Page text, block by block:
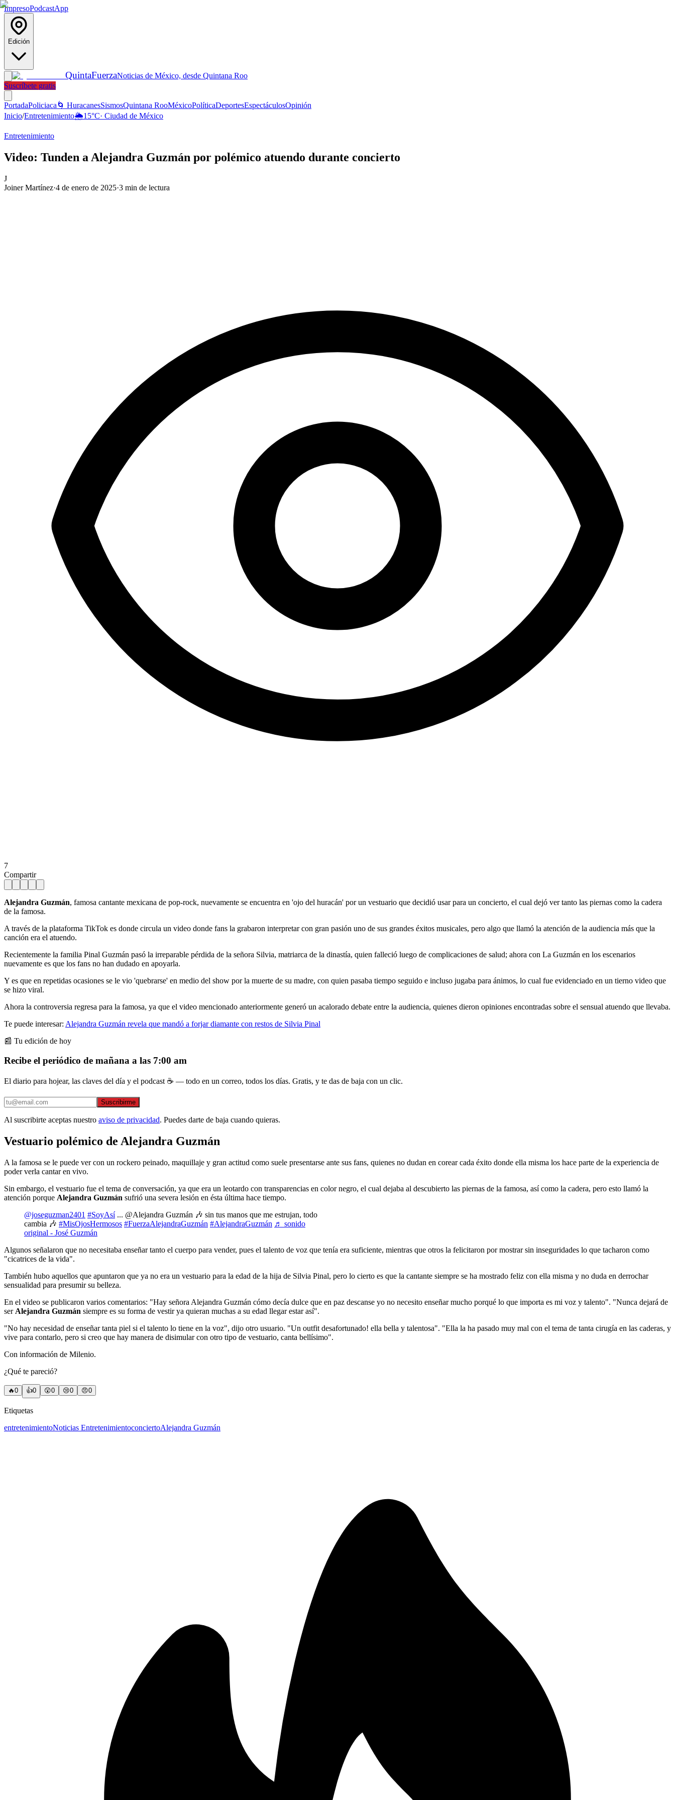
ImpresoPodcastApp
Edición
QuintaFuerzaNoticias de México, desde Quintana Roo
Suscríbete gratis
PortadaPoliciaca 🌀 HuracanesSismosQuintana RooMéxicoPolíticaDeportesEspectáculosOpinión
Inicio/Entretenimiento🌦️15°C· Ciudad de México
Entretenimiento
Video: Tunden a Alejandra Guzmán por polémico atuendo durante concierto
J
Joiner Martínez·4 de enero de 2025·3 min de lectura
7
Compartir
Alejandra Guzmán, famosa cantante mexicana de pop-rock, nuevamente se encuentra en 'ojo del huracán' por un vestuario que decidió usar para un concierto, el cual dejó ver tanto las piernas como la cadera
de la famosa.
A través de la plataforma TikTok es donde circula un video donde fans la grabaron interpretar con gran pasión uno de sus grandes éxitos musicales, pero algo que llamó la atención de la audiencia más que la
canción era el atuendo.
Recientemente la familia Pinal Guzmán pasó la irreparable pérdida de la señora Silvia, matriarca de la dinastía, quien falleció luego de complicaciones de salud; ahora con La Guzmán en los escenarios
nuevamente es que los fans no han dudado en apoyarla.
Y es que en repetidas ocasiones se le vio 'quebrarse' en medio del show por la muerte de su madre, con quien pasaba tiempo seguido e incluso jugaba para ánimos, lo cual fue evidenciado en un tierno video que
se hizo viral.
Ahora la controversia regresa para la famosa, ya que el video mencionado anteriormente generó un acalorado debate entre la audiencia, quienes dieron opiniones encontradas sobre el sensual atuendo que llevaba.
Te puede interesar: Alejandra Guzmán revela que mandó a forjar diamante con restos de Silvia Pinal
📰 Tu edición de hoy
Recibe el periódico de mañana a las 7:00 am
El diario para hojear, las claves del día y el podcast ☕ — todo en un correo, todos los días. Gratis, y te das de baja con un clic.
Suscribirme
Al suscribirte aceptas nuestro aviso de privacidad. Puedes darte de baja cuando quieras.
Vestuario polémico de Alejandra Guzmán
A la famosa se le puede ver con un rockero peinado, maquillaje y gran actitud como suele presentarse ante sus fans, quienes no dudan en corear cada éxito donde ella misma los hace parte de la experiencia de
poder verla cantar en vivo.
Sin embargo, el vestuario fue el tema de conversación, ya que era un leotardo con transparencias en color negro, el cual dejaba al descubierto las piernas de la famosa, así como la cadera, pero esto llamó la
atención porque Alejandra Guzmán sufrió una severa lesión en ésta última hace tiempo.
@joseguzman2401 #SoyAsí... @Alejandra Guzmán 🎶 sin tus manos que me estrujan, todo
cambia 🎶 #MisOjosHermosos #FuerzaAlejandraGuzmán #AlejandraGuzmán ♬ sonido
original - José Guzmán
Algunos señalaron que no necesitaba enseñar tanto el cuerpo para vender, pues el talento de voz que tenía era suficiente, mientras que otros la felicitaron por mostrar sin inseguridades lo que tacharon como
"cicatrices de la vida".
También hubo aquellos que apuntaron que ya no era un vestuario para la edad de la hija de Silvia Pinal, pero lo cierto es que la cantante siempre se ha mostrado feliz con ella misma y no duda en derrochar
sensualidad para presumir su belleza.
En el video se publicaron varios comentarios: "Hay señora Alejandra Guzmán cómo decía dulce que en paz descanse yo no necesito enseñar mucho porqué lo que importa es mi voz y talento". "Nunca dejará de
ser Alejandra Guzmán siempre es su forma de vestir ya quieran muchas a su edad llegar estar así".
"No hay necesidad de enseñar tanta piel si el talento lo tiene en la voz", dijo otro usuario. "Un outfit desafortunado! ella bella y talentosa". "Ella la ha pasado muy mal con el tema de tanta cirugía en las caderas, y
vive para contarlo, pero si creo que hay manera de disimular con otro tipo de vestuario, canta bellísimo".
Con información de Milenio.
¿Qué te pareció?
🔥0 👍0 😲0 😢0 😠0
Etiquetas
entretenimientoNoticias EntretenimientoconciertoAlejandra Guzmán